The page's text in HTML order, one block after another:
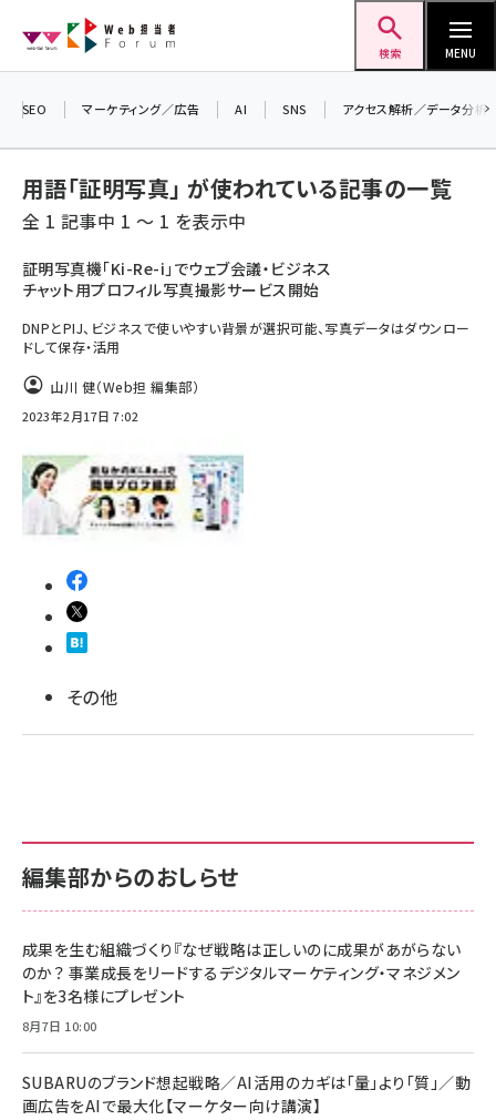
ン
検索 MENU
ai (2811)
youtube (2439)
セミナー (2308)
z世代 (1623)
meo (1277)
llmo (1166)
SEO マーケティング／広告 AI SNS アクセス解析／データ分析
用語「証明写真」 が使われている記事の一覧
全 1 記事中 1 ～ 1 を表示中
証明写真機「Ki-Re-i」でウェブ会議・ビジネス
チャット用プロフィル写真撮影サービス開始
DNPとPIJ、ビジネスで使いやすい背景が選択可能、写真データはダウンロー
ドして保存・活用
山川 健（Web担 編集部）
2023年2月17日 7:02
その他
編集部からのおしらせ
成果を生む組織づくり『なぜ戦略は正しいのに成果があがらない
のか？ 事業成長をリードするデジタルマーケティング・マネジメン
ト』を3名様にプレゼント
8月7日 10:00
SUBARUのブランド想起戦略／AI活用のカギは「量」より「質」／動
画広告をAIで最大化【マーケター向け講演】
＼ 8月27日開催、申し込み受付中！ ／
生成AIをマーケティング等に活用するための
マーケティング フォーラム 2026」開催！
▼申し込みはこちらから▼